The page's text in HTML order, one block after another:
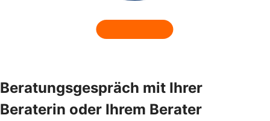
Beratungsgespräch mit Ihrer
Beraterin oder Ihrem Berater